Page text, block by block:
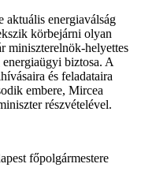
aktuális energiaválság
körbejárni olyan
miniszterelnök-helyettes
biztosa. A
és feladataira
embere, Mircea
részvételével.
főpolgármestere